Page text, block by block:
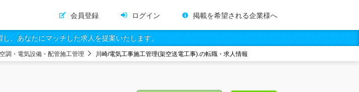
会員登録 ログイン 掲載を希望される企業様へ
、あなたにマッチした求人を提案いたします。
空調・電気設備・配管施工管理 川崎/電気工事施工管理(架空送電工事).の転職・求人情報